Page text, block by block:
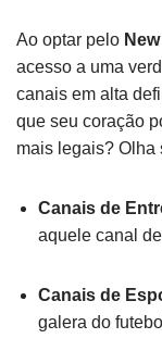
Ao optar pelo
acesso a uma
canais em alta
que seu coração
mais legais? Olha
Canais de
aquele canal
Canais de
galera do